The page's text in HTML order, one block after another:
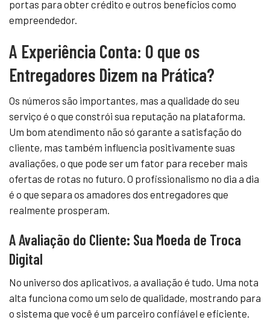
portas para obter crédito e outros benefícios como
empreendedor.
A Experiência Conta: O que os
Entregadores Dizem na Prática?
Os números são importantes, mas a qualidade do seu
serviço é o que constrói sua reputação na plataforma.
Um bom atendimento não só garante a satisfação do
cliente, mas também influencia positivamente suas
avaliações, o que pode ser um fator para receber mais
ofertas de rotas no futuro. O profissionalismo no dia a dia
é o que separa os amadores dos entregadores que
realmente prosperam.
A Avaliação do Cliente: Sua Moeda de Troca
Digital
No universo dos aplicativos, a avaliação é tudo. Uma nota
alta funciona como um selo de qualidade, mostrando para
o sistema que você é um parceiro confiável e eficiente.